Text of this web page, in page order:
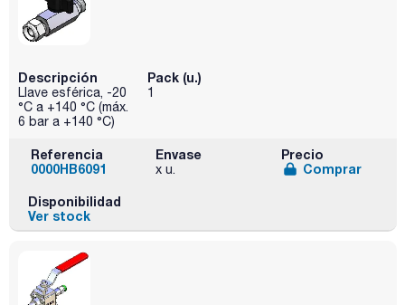
Descripción
Llave esférica, -20
°C a +140 °C (máx.
6 bar a +140 °C)
Pack (u.)
1
Referencia
0000HB6091
Envase
x u.
Precio
Comprar
Disponibilidad
Ver stock